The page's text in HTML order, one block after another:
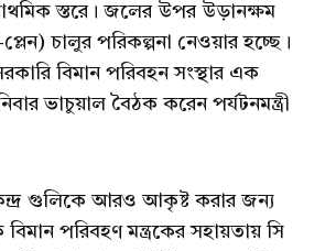
স্তরে। জলের উপর উড়ানক্ষম
চালুর পরিকল্পনা নেওয়ার হচ্ছে।
বিমান পরিবহন সংস্থার এক
ভাচুয়াল বৈঠক করেন পর্যটনমন্ত্রী
গুলিকে আরও আকৃষ্ট করার জন্য
বিমান পরিবহণ মন্ত্রকের সহায়তায় সি